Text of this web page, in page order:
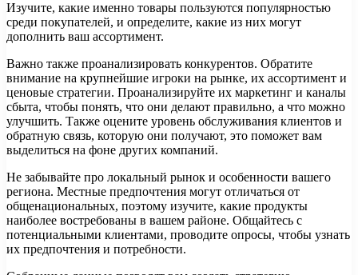
Изучите, какие именно товары пользуются популярностью
среди покупателей, и определите, какие из них могут
дополнить ваш ассортимент.
Важно также проанализировать конкурентов. Обратите
внимание на крупнейшие игроки на рынке, их ассортимент и
ценовые стратегии. Проанализируйте их маркетинг и каналы
сбыта, чтобы понять, что они делают правильно, а что можно
улучшить. Также оцените уровень обслуживания клиентов и
обратную связь, которую они получают, это поможет вам
выделиться на фоне других компаний.
Не забывайте про локальный рынок и особенности вашего
региона. Местные предпочтения могут отличаться от
общенациональных, поэтому изучите, какие продукты
наиболее востребованы в вашем районе. Общайтесь с
потенциальными клиентами, проводите опросы, чтобы узнать
их предпочтения и потребности.